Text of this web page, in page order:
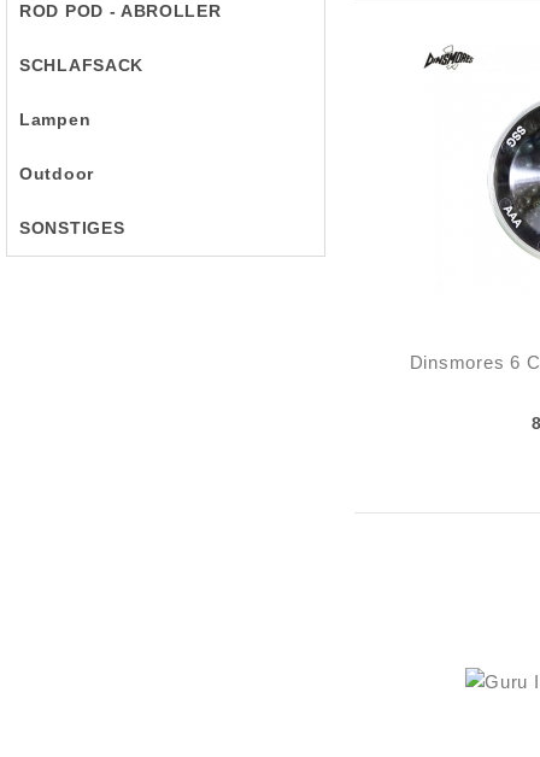
ROD POD - ABROLLER
SCHLAFSACK
Lampen
Outdoor
SONSTIGES
Dinsmores 6